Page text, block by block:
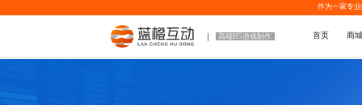
作为一家专业
高端H5游戏制作 首页 商